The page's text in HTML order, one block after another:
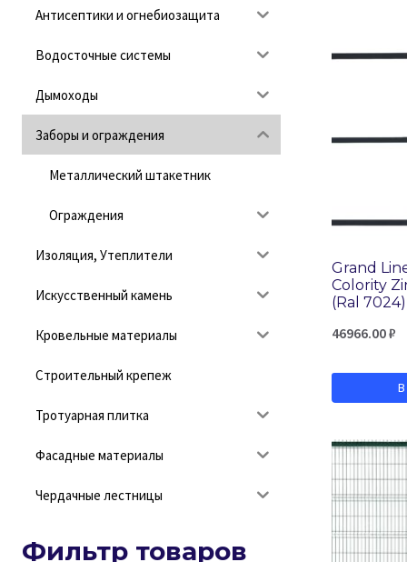
Grand
Colority
(Ral 7024)
46966.00₽
Антисептики и огнебиозащита
Водосточные системы
Дымоходы
Заборы и ограждения
Металлический штакетник
Ограждения
Изоляция, Утеплители
Искусственный камень
Кровельные материалы
Строительный крепеж
Тротуарная плитка
Фасадные материалы
Чердачные лестницы
Фильтр товаров